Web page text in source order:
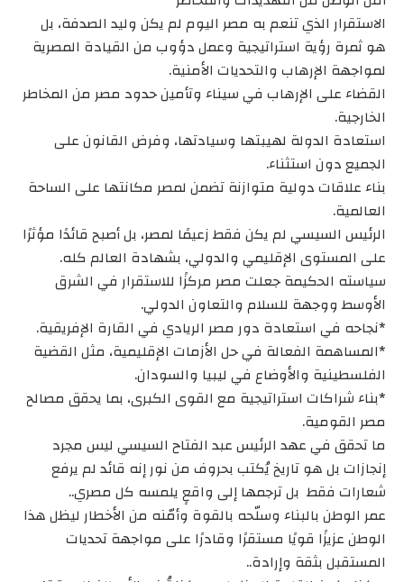
الاستقرار الذي تنعم به مصر اليوم لم يكن وليد الصدفة، بل
هو ثمرة رؤية استراتيجية وعمل دؤوب من القيادة المصرية
لمواجهة الإرهاب والتحديات الأمنية.
القضاء على الإرهاب في سيناء وتأمين حدود مصر من المخاطر
الخارجية.
استعادة الدولة لهيبتها وسيادتها، وفرض القانون على
الجميع دون استثناء.
بناء علاقات دولية متوازنة تضمن لمصر مكانتها على الساحة
العالمية.
الرئيس السيسي لم يكن فقط زعيمًا لمصر، بل أصبح قائدًا مؤثرًا
على المستوى الإقليمي والدولي، بشهادة العالم كله.
سياسته الحكيمة جعلت مصر مركزًا للاستقرار في الشرق
الأوسط ووجهة للسلام والتعاون الدولي.
*نجاحه في استعادة دور مصر الريادي في القارة الإفريقية.
*المساهمة الفعالة في حل الأزمات الإقليمية، مثل القضية
الفلسطينية والأوضاع في ليبيا والسودان.
*بناء شراكات استراتيجية مع القوى الكبرى، بما يحقق مصالح
مصر القومية.
ما تحقق في عهد الرئيس عبد الفتاح السيسي ليس مجرد
إنجازات بل هو تاريخ يُكتب بحروف من نور إنه قائد لم يرفع
شعارات فقط بل ترجمها إلى واقعٍ يلمسه كل مصري..
عمر الوطن بالبناء وسلّحه بالقوة وأمّنه من الأخطار ليظل هذا
الوطن عزيزًا قويًا مستقرًا وقادرًا على مواجهة تحديات
المستقبل بثقة وإرادة..